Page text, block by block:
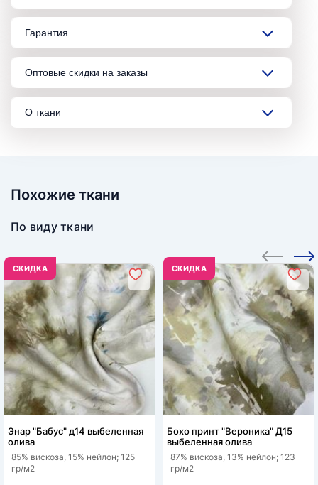
Гарантия
Оптовые скидки на заказы
О ткани
Похожие ткани
По виду ткани
CКИДКА
Энар "Бабус" д14 выбеленная
олива
85% вискоза, 15% нейлон; 125
гр/м2
CКИДКА
Бохо принт "Вероника" Д15
выбеленная олива
87% вискоза, 13% нейлон; 123
гр/м2